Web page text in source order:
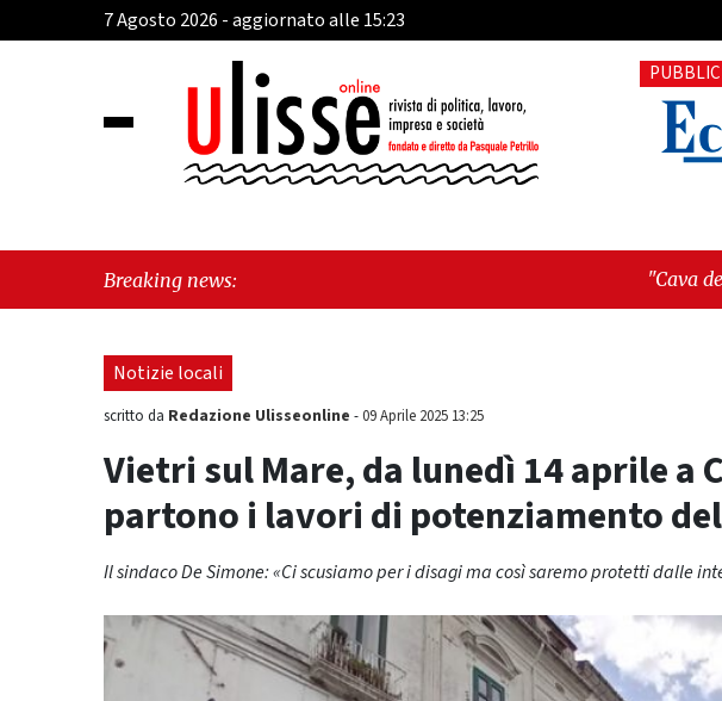
7 Agosto 2026 - aggiornato alle 15:23
Breaking news: "Cava de' Tirreni, Caso
perché esiste"
Notizie locali
scritto da Redazione Ulisseonline -09 Aprile 2025 13:25
Vietri sul Mare, da lunedì 14 aprile a
partono i lavori di potenziamento
Il sindaco De Simone: «Ci scusiamo per i disagi ma così saremo protetti dalle